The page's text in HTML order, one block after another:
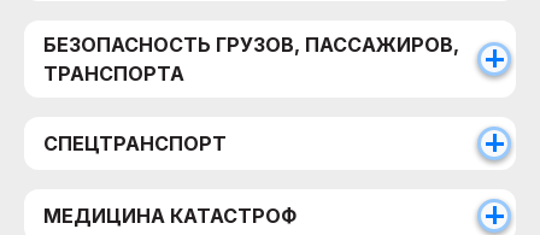
БЕЗОПАСНОСТЬ ГРУЗОВ, ПАССАЖИРОВ,
ТРАНСПОРТА
СПЕЦТРАНСПОРТ
МЕДИЦИНА КАТАСТРОФ